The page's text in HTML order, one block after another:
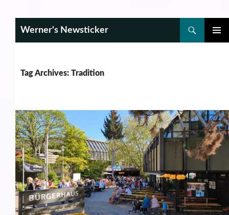
Werner's Newsticker
Tag Archives: Tradition